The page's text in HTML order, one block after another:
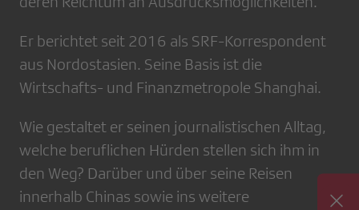
Er berichtet seit 2016 als SRF-Korrespondent
aus Nordostasien. Seine Basis ist die
Wirtschafts- und Finanzmetropole Shanghai.
Wie gestaltet er seinen journalistischen Alltag,
welche beruflichen Hürden stellen sich ihm in
den Weg? Darüber und über seine Reisen
innerhalb Chinas sowie ins weitere